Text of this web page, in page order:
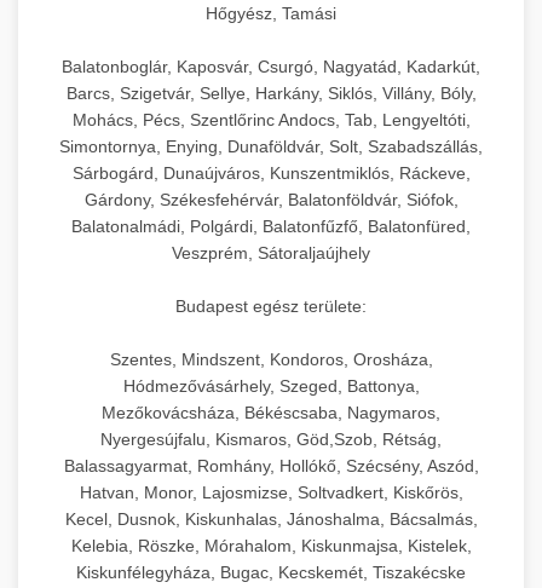
Hőgyész, Tamási
Balatonboglár, Kaposvár, Csurgó, Nagyatád, Kadarkút,
Barcs, Szigetvár, Sellye, Harkány, Siklós, Villány, Bóly,
Mohács, Pécs, Szentlőrinc Andocs, Tab, Lengyeltóti,
Simontornya, Enying, Dunaföldvár, Solt, Szabadszállás,
Sárbogárd, Dunaújváros, Kunszentmiklós, Ráckeve,
Gárdony, Székesfehérvár, Balatonföldvár, Siófok,
Balatonalmádi, Polgárdi, Balatonfűzfő, Balatonfüred,
Veszprém, Sátoraljaújhely
Budapest egész területe:
Szentes, Mindszent, Kondoros, Orosháza,
Hódmezővásárhely, Szeged, Battonya,
Mezőkovácsháza, Békéscsaba, Nagymaros,
Nyergesújfalu, Kismaros, Göd,Szob, Rétság,
Balassagyarmat, Romhány, Hollókő, Szécsény, Aszód,
Hatvan, Monor, Lajosmizse, Soltvadkert, Kiskőrös,
Kecel, Dusnok, Kiskunhalas, Jánoshalma, Bácsalmás,
Kelebia, Röszke, Mórahalom, Kiskunmajsa, Kistelek,
Kiskunfélegyháza, Bugac, Kecskemét, Tiszakécske